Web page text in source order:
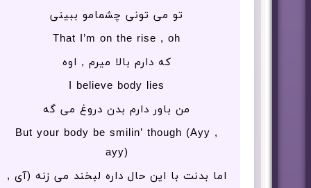
تو می تونی چشمامو ببینی
That I’m on the rise , oh
که دارم بالا میرم , اوه
I believe body lies
من باور دارم بدن دروغ می گه
But your body be smilin’ though (Ayy ,
ayy)
اما بدنت با این حال داره لبخند می زنه (آی ,